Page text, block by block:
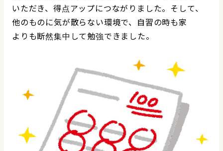
いただき、得点アップにつながりました。そして、
他のものに気が散らない環境で、自習の時も家
よりも断然集中して勉強できました。